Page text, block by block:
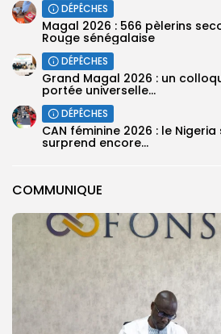
COMMUNIQUE
DÉPÊCHES
Magal 2026 : 566 pèlerins
Rouge sénégalaise
DÉPÊCHES
Grand Magal 2026 : un
portée universelle...
DÉPÊCHES
‎CAN féminine 2026 : le
surprend encore...